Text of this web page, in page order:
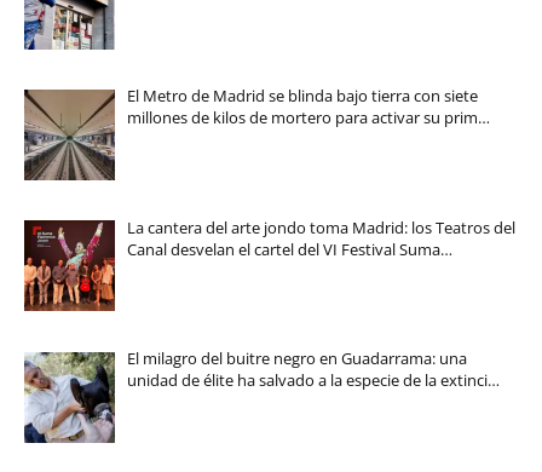
El Metro de Madrid se blinda bajo tierra con siete
millones de kilos de mortero para activar su prim…
La cantera del arte jondo toma Madrid: los Teatros del
Canal desvelan el cartel del VI Festival Suma…
El milagro del buitre negro en Guadarrama: una
unidad de élite ha salvado a la especie de la extinci…